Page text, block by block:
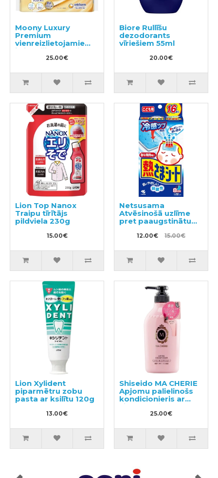
Moony Luxury
Premium
vienreizlietojamie
ieliktnīši krūšturim
25.00€
Biore Rullīšu
dezodorants
vīriešiem 55ml
20.00€
Lion Top Nanox
Traipu tīrītājs
pildviela 230g
15.00€
Netsusama
Atvēsinošā uzlīme
pret paaugstinātu
gadiem 16gab
12.00€ 15.00€
Lion Xylident
piparmētru zobu
pasta ar ksilītu 120g
13.00€
Shiseido MA CHERIE
Apjomu palielinošs
kondicionieris ar
ziedu-augļu aromātu
25.00€